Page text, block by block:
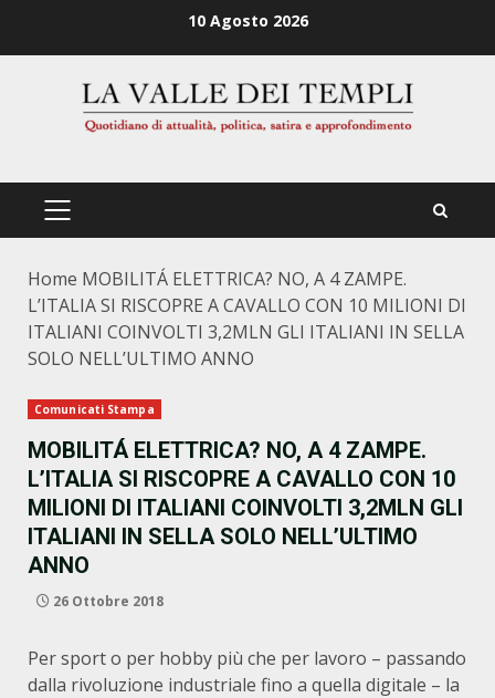
10 Agosto 2026
PRIMÄRES
Home MOBILITÁ ELETTRICA? NO, A 4 ZAMPE.
L’ITALIA SI RISCOPRE A CAVALLO CON 10 MILIONI DI
ITALIANI COINVOLTI 3,2MLN GLI ITALIANI IN SELLA
SOLO NELL’ULTIMO ANNO
Comunicati Stampa
MOBILITÁ ELETTRICA? NO, A 4 ZAMPE.
L’ITALIA SI RISCOPRE A CAVALLO CON 10
MILIONI DI ITALIANI COINVOLTI 3,2MLN GLI
ITALIANI IN SELLA SOLO NELL’ULTIMO
ANNO
26 Ottobre 2018
Per sport o per hobby più che per lavoro – passando
dalla rivoluzione industriale fino a quella digitale – la